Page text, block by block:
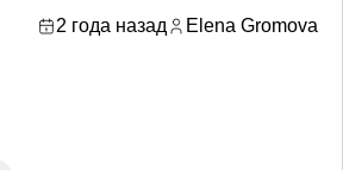
2 года назад
Elena Gromova